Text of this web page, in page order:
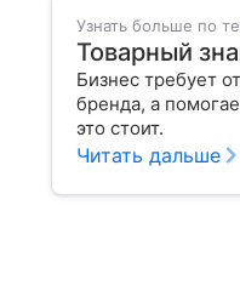
Узнать больше по
Товарный
Бизнес требует
бренда, а
это стоит.
Читать дальше